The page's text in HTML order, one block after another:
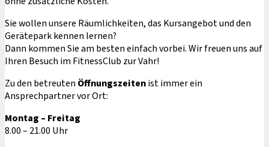
Sie wollen unsere Räumlichkeiten, das Kursangebot und den
Gerätepark kennen lernen?
Dann kommen Sie am besten einfach vorbei. Wir freuen uns auf
Ihren Besuch im FitnessClub zur Vahr!
Zu den betreutenÖffnungszeitenist immer ein
Ansprechpartner vor Ort:
Montag – Freitag
8.00 – 21.00 Uhr